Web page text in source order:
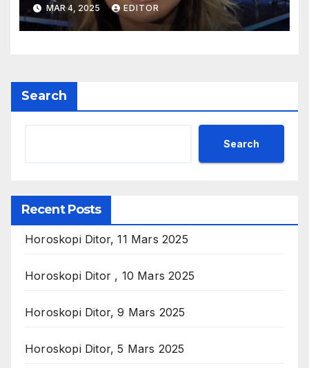
MAR 4, 2025 EDITOR
Search
Search
Recent Posts
Horoskopi Ditor, 11 Mars 2025
Horoskopi Ditor , 10 Mars 2025
Horoskopi Ditor, 9 Mars 2025
Horoskopi Ditor, 5 Mars 2025